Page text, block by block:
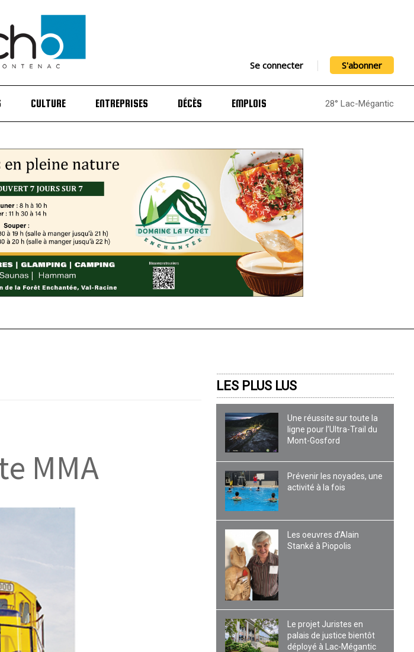
Se connecter S'abonner
CULTURE ENTREPRISES DÉCÈS EMPLOIS 28° Lac-Mégantic
MMA
LES PLUS LUS
Une réussite sur toute la
ligne pour l’Ultra-Trail du
Mont-Gosford
Prévenir les noyades, une
activité à la fois
Les oeuvres d’Alain
Stanké à Piopolis
Le projet Juristes en
palais de justice bientôt
déployé à Lac-Mégantic